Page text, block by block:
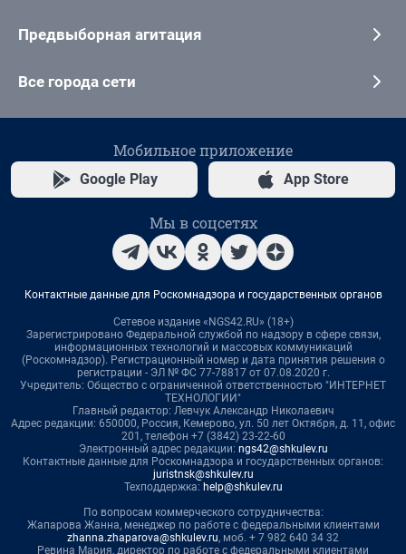
Предвыборная агитация
Все города сети
Мобильное приложение
Google Play App Store
Мы в соцсетях
Контактные данные для Роскомнадзора и государственных органов
Сетевое издание «NGS42.RU» (18+)
Зарегистрировано Федеральной службой по надзору в сфере связи,
информационных технологий и массовых коммуникаций
(Роскомнадзор). Регистрационный номер и дата принятия решения о
регистрации - ЭЛ № ФС 77-78817 от 07.08.2020 г.
Учредитель: Общество с ограниченной ответственностью "ИНТЕРНЕТ
ТЕХНОЛОГИИ"
Главный редактор: Левчук Александр Николаевич
Адрес редакции: 650000, Россия, Кемерово, ул. 50 лет Октября, д. 11, офис
201, телефон +7 (3842) 23-22-60
Электронный адрес редакции: ngs42@shkulev.ru
Контактные данные для Роскомнадзора и государственных органов:
juristnsk@shkulev.ru
Техподдержка: help@shkulev.ru
По вопросам коммерческого сотрудничества:
Жапарова Жанна, менеджер по работе с федеральными клиентами
zhanna.zhaparova@shkulev.ru, моб. + 7 982 640 34 32
Ревина Мария, директор по работе с федеральными клиентами